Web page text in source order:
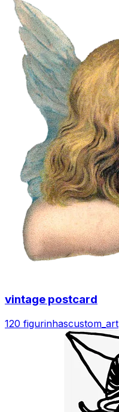
vintage postcard
120 figurinhascustom_art